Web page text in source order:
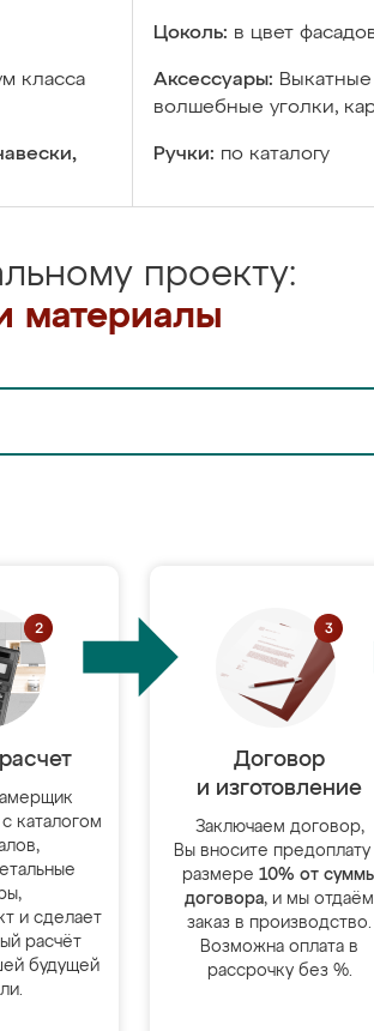
Цоколь: в цвет
класса
Аксессуары:
волшебные уголки,
Ручки: по каталогу
проекту:
материалы
каталогом
и сделает
расчёт
будущей
Договор
и изготовление
Заключаем договор,
Вы вносите предоплату
размере 10% от
договора, и мы отдаём
заказ в производство.
Возможна оплата в
рассрочку без %.